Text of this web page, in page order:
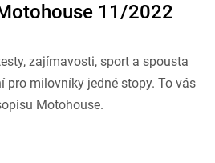
11/2022
zajímavosti, sport a spousta
pro milovníky jedné stopy. To vás
Motohouse.